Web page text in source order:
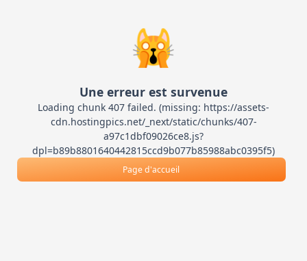
🙀
Une erreur est survenue
Loading chunk 407 failed. (missing: https://assets-
cdn.hostingpics.net/_next/static/chunks/407-
a97c1dbf09026ce8.js?
dpl=b89b8801640442815ccd9b077b85988abc0395f5)
Page d'accueil